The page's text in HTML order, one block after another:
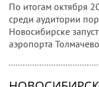
По итогам октября
среди аудитории
Новосибирске
аэропорта